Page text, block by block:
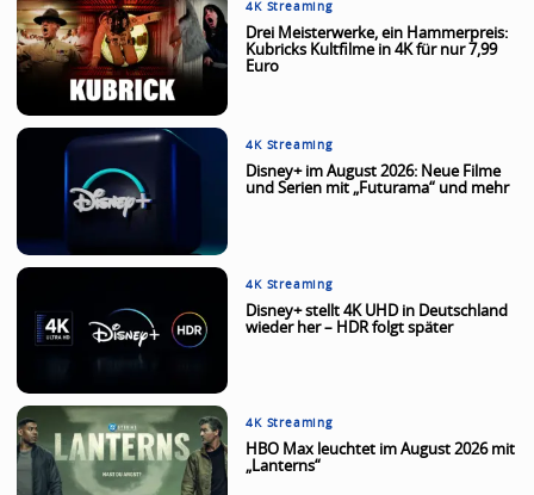
4K Streaming
Drei Meisterwerke, ein Hammerpreis:
Kubricks Kultfilme in 4K für nur 7,99
Euro
4K Streaming
Disney+ im August 2026: Neue Filme
und Serien mit „Futurama“ und mehr
4K Streaming
Disney+ stellt 4K UHD in Deutschland
wieder her – HDR folgt später
4K Streaming
HBO Max leuchtet im August 2026 mit
„Lanterns“